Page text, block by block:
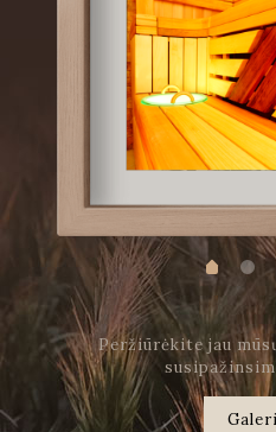
Peržiūrėkite jau